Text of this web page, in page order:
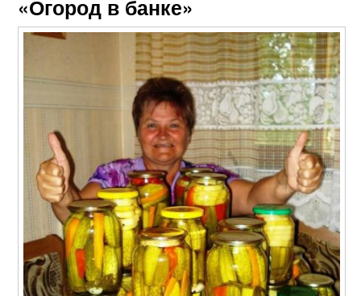
«Огород в банке»